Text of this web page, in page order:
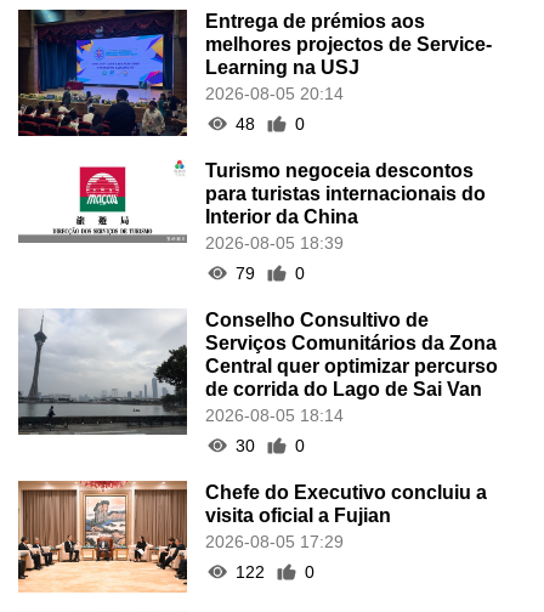
Entrega de prémios aos
melhores projectos de Service-
Learning na USJ
2026-08-05 20:14
48
0
Turismo negoceia descontos
para turistas internacionais do
Interior da China
2026-08-05 18:39
79
0
Conselho Consultivo de
Serviços Comunitários da Zona
Central quer optimizar percurso
de corrida do Lago de Sai Van
2026-08-05 18:14
30
0
Chefe do Executivo concluiu a
visita oficial a Fujian
2026-08-05 17:29
122
0